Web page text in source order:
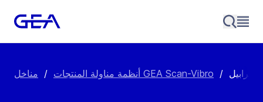
أنظمة مناولة المنتجات / مناخل GEA Scan-Vibro /